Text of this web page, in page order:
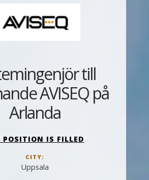
POSITION IS FILLED
CITY:
Uppsala
till
AVISEQ på
Arlanda